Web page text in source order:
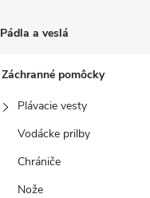
Pádla a veslá
Záchranné pomôcky
Plávacie vesty
Vodácke prilby
Chrániče
Nože